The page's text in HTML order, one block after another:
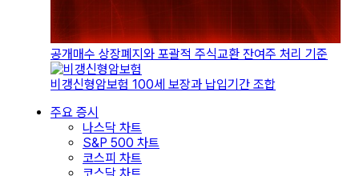
공개매수 상장폐지와 포괄적 주식교환 잔여주 처리 기준
비갱신형암보험 100세 보장과 납입기간 조합
주요 증시
나스닥 차트
S&P 500 차트
코스피 차트